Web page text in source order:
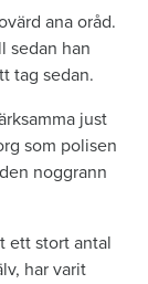
ana oråd.
sedan han
tag sedan.
just
som polisen
noggrann
ett stort antal
har varit